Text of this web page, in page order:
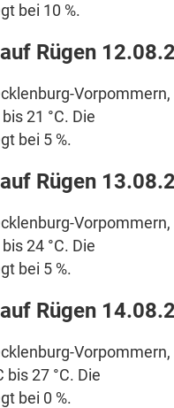
bei 10 %.
Rügen
21 °C. Die
bei 5 %.
Rügen
24 °C. Die
bei 5 %.
Rügen
27 °C. Die
bei 0 %.